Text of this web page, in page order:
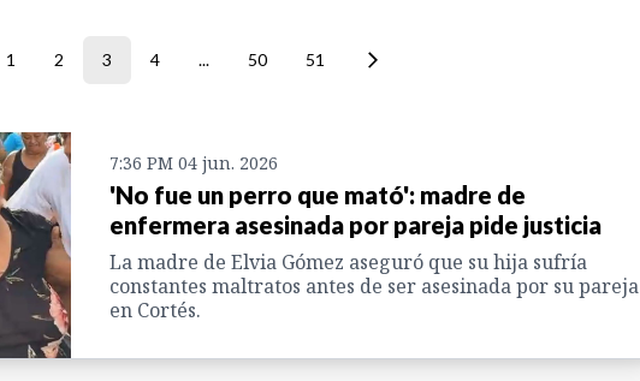
1 2 3 4 ... 50 51
7:36 PM 04 jun. 2026
'No fue un perro que mató': madre de
enfermera asesinada por pareja pide justicia
La madre de Elvia Gómez aseguró que su hija sufría
constantes maltratos antes de ser asesinada por su pareja
en Cortés.